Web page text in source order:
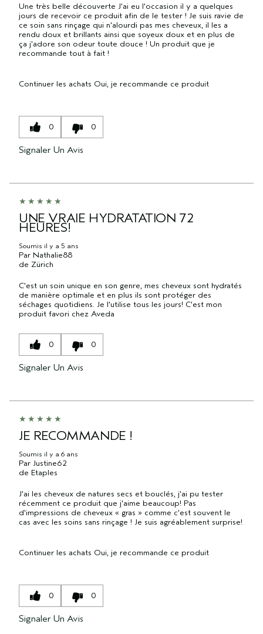
Une très belle découverte J'ai eu l'occasion il y a quelques
jours de recevoir ce produit afin de le tester ! Je suis ravie de
ce soin sans rinçage qui n'alourdi pas mes cheveux, il les a
rendu doux et brillants ainsi que soyeux doux et en plus de
ça j'adore son odeur toute douce ! Un produit que je
recommande tout à fait !
Continuer les achats Oui, je recommande ce produit
0 0
Signaler Un Avis
UNE VRAIE HYDRATATION 72
HEURES!
Soumis il y a 5 ans
Par Nathalie88
de Zürich
C'est un soin unique en son genre, mes cheveux sont hydratés
de manière optimale et en plus ils sont protéger des
séchages quotidiens. Je l'utilise tous les jours! C'est mon
produit favori chez Aveda
0 0
Signaler Un Avis
JE RECOMMANDE !
Soumis il y a 6 ans
Par Justine62
de Etaples
J'ai les cheveux de natures secs et bouclés, j'ai pu tester
récemment ce produit que j'aime beaucoup! Pas
d'impressions de cheveux « gras » comme c'est souvent le
cas avec les soins sans rinçage ! Je suis agréablement surprise!
Continuer les achats Oui, je recommande ce produit
0 0
Signaler Un Avis